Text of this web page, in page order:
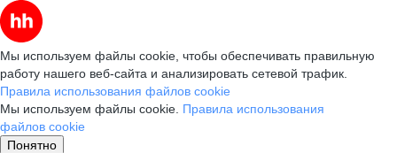
Мы используем файлы cookie, чтобы обеспечивать правильную
работу нашего веб-сайта и анализировать сетевой трафик.
Правила использования файлов cookie
Мы используем файлы cookie. Правила использования
файлов cookie
Понятно